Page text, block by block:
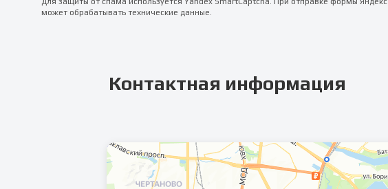
может обрабатывать технические данные.
Контактная информация